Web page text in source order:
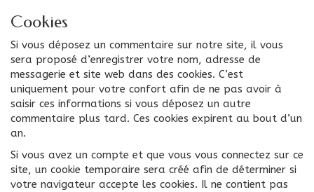
Cookies
Si vous déposez un commentaire sur notre site, il vous
sera proposé d’enregistrer votre nom, adresse de
messagerie et site web dans des cookies. C’est
uniquement pour votre confort afin de ne pas avoir à
saisir ces informations si vous déposez un autre
commentaire plus tard. Ces cookies expirent au bout d’un
an.
Si vous avez un compte et que vous vous connectez sur ce
site, un cookie temporaire sera créé afin de déterminer si
votre navigateur accepte les cookies. Il ne contient pas